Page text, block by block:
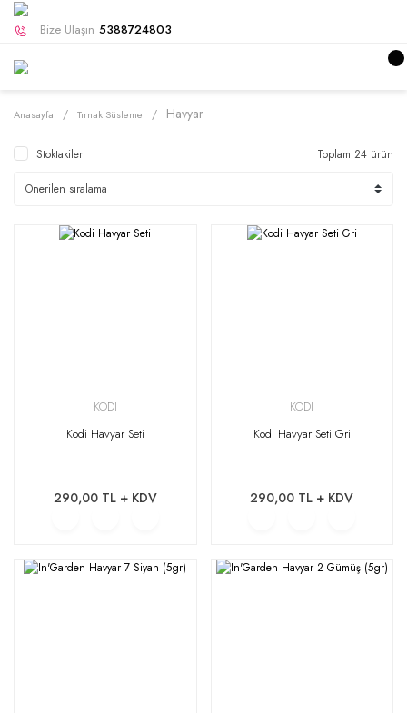
Bize Ulaşın 5388724803
Anasayfa Tırnak Süsleme Havyar
Stoktakiler Toplam 24 ürün
KODI
Kodi Havyar Seti
290,00 TL + KDV
KODI
Kodi Havyar Seti Gri
290,00 TL + KDV